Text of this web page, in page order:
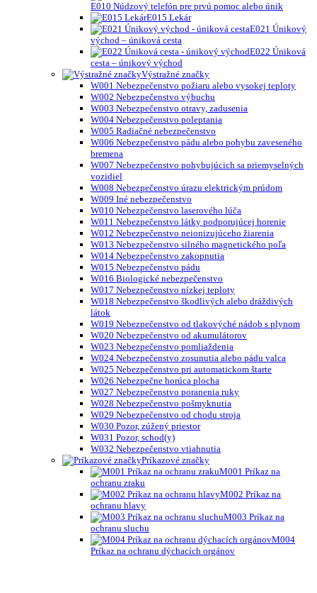
E010 Núdzový telefón pre prvú pomoc alebo únik
E015 Lekár
E021 Únikový
východ – úniková cesta
E022 Úniková
cesta – únikový východ
Výstražné značky
W001 Nebezpečenstvo požiaru alebo vysokej teploty
W002 Nebezpečenstvo výbuchu
W003 Nebezpečenstvo otravy, zadusenia
W004 Nebezpečenstvo poleptania
W005 Radiačné nebezpečenstvo
W006 Nebezpečenstvo pádu alebo pohybu zaveseného
bremena
W007 Nebezpečenstvo pohybujúcich sa priemyselných
vozidiel
W008 Nebezpečenstvo úrazu elektrickým prúdom
W009 Iné nebezpečenstvo
W010 Nebezpečenstvo laserového lúča
W011 Nebezpečenstvo látky podporujúcej horenie
W012 Nebezpečenstvo neionizujúceho žiarenia
W013 Nebezpečenstvo silného magnetického poľa
W014 Nebezpečenstvo zakopnutia
W015 Nebezpečenstvo pádu
W016 Biologické nebezpečenstvo
W017 Nebezpečenstvo nízkej teploty
W018 Nebezpečenstvo škodlivých alebo dráždivých
látok
W019 Nebezpečenstvo od tlakovýché nádob s plynom
W020 Nebezpečenstvo od akumulátorov
W023 Nebezpečenstvo pomliaždenia
W024 Nebezpečenstvo zosunutia alebo pádu valca
W025 Nebezpečenstvo pri automatickom štarte
W026 Nebezpečne horúca plocha
W027 Nebezpečenstvo poranenia ruky
W028 Nebezpečenstvo pošmyknutia
W029 Nebezpečenstvo od chodu stroja
W030 Pozor, zúžený priestor
W031 Pozor, schod(y)
W032 Nebezpečenstvo vtiahnutia
Príkazové značky
M001 Príkaz na
ochranu zraku
M002 Príkaz na
ochranu hlavy
M003 Príkaz na
ochranu sluchu
M004
Príkaz na ochranu dýchacích orgánov